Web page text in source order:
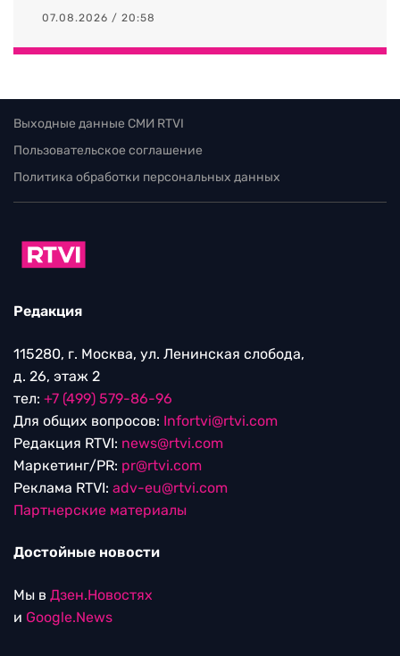
07.08.2026 / 20:58
Выходные данные СМИ RTVI
Пользовательское соглашение
Политика обработки персональных данных
Редакция
115280, г. Москва, ул. Ленинская слобода,
д. 26, этаж 2
тел: +7 (499) 579-86-96
Для общих вопросов: Infortvi@rtvi.com
Редакция RTVI: news@rtvi.com
Маркетинг/PR: pr@rtvi.com
Реклама RTVI: adv-eu@rtvi.com
Партнерские материалы
Достойные новости
Мы в Дзен.Новостях
и Google.News